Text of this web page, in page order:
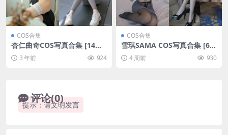
COS合集
杏仁曲奇COS写真合集 [14套]
[持续更新]
3 年前 924
COS合集
雪琪SAMA COS写真合集 [65
套][持续更新]
4 周前 930
评论(0)
提示：请文明发言